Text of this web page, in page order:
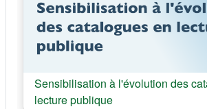
Cours:
Sensibilisation à l'évolution des
lecture publique